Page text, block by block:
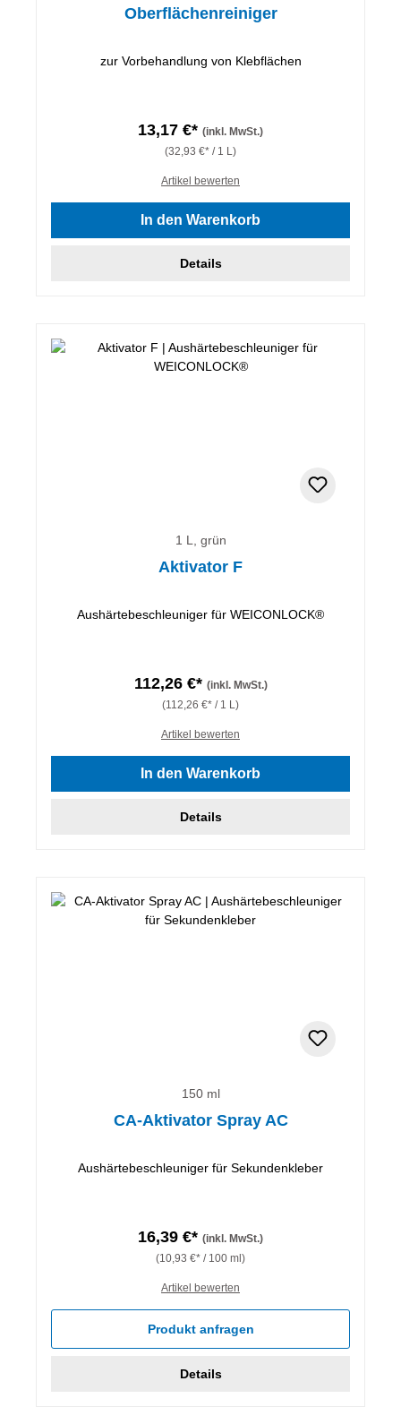
Oberflächenreiniger
zur Vorbehandlung von Klebflächen
13,17 €* (inkl. MwSt.)
(32,93 €* / 1 L)
Artikel bewerten
In den Warenkorb
Details
1 L, grün
Aktivator F
Aushärtebeschleuniger für WEICONLOCK®
112,26 €* (inkl. MwSt.)
(112,26 €* / 1 L)
Artikel bewerten
In den Warenkorb
Details
150 ml
CA-Aktivator Spray AC
Aushärtebeschleuniger für Sekundenkleber
16,39 €* (inkl. MwSt.)
(10,93 €* / 100 ml)
Artikel bewerten
Produkt anfragen
Details